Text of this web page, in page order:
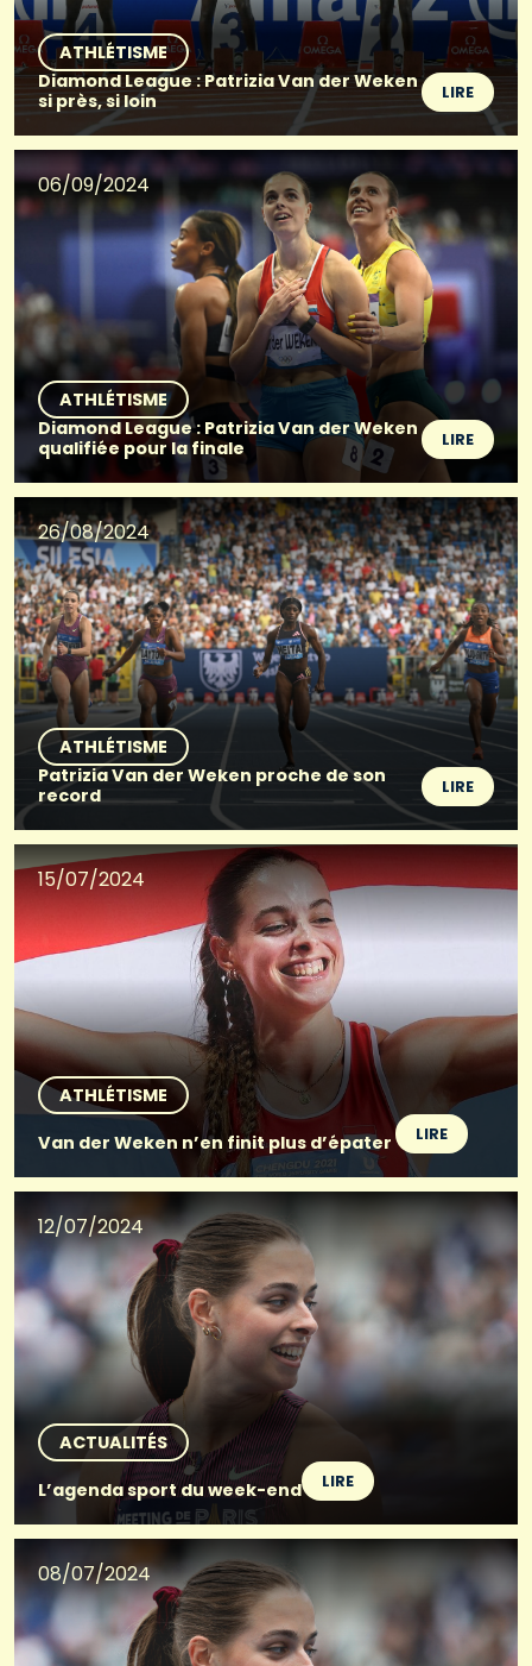
ATHLÉTISME
Diamond League : Patrizia Van der Weken
si près, si loin
LIRE
06/09/2024
ATHLÉTISME
Diamond League : Patrizia Van der Weken
qualifiée pour la finale
LIRE
26/08/2024
ATHLÉTISME
Patrizia Van der Weken proche de son
record
LIRE
15/07/2024
ATHLÉTISME
Van der Weken n’en finit plus d’épater
LIRE
12/07/2024
ACTUALITÉS
L’agenda sport du week-end
LIRE
08/07/2024